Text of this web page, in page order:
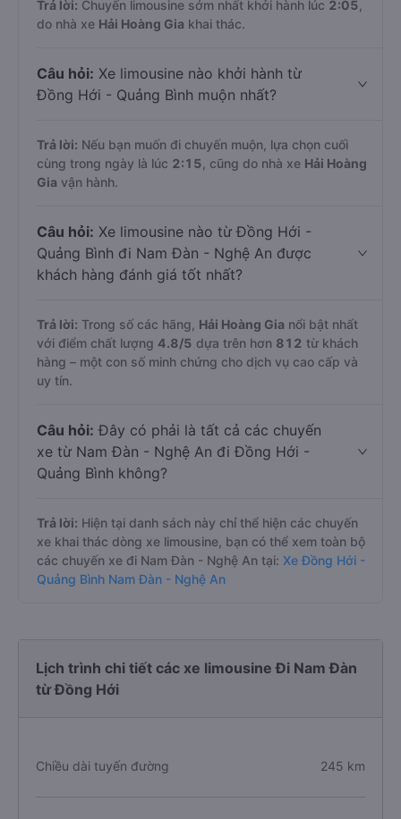
Trả lời: Chuyến limousine sớm nhất khởi hành lúc 2:05
do nhà xe Hải Hoàng Gia khai thác.
Câu hỏi: Xe limousine nào khởi hành từ
Đồng Hới - Quảng Bình muộn nhất?
Trả lời: Nếu bạn muốn đi chuyến muộn, lựa chọn cuối
cùng trong ngày là lúc 2:15 , cũng do nhà xe Hải Hoàng
Gia vận hành.
Câu hỏi: Xe limousine nào từ Đồng Hới -
Quảng Bình đi Nam Đàn - Nghệ An được
khách hàng đánh giá tốt nhất?
Trả lời: Trong số các hãng, Hải Hoàng Gia nổi bật nhất
với điểm chất lượng 4.8/5 dựa trên hơn 812 từ khách
hàng – một con số minh chứng cho dịch vụ cao cấp và
uy tín.
Câu hỏi: Đây có phải là tất cả các chuyến
xe từ Nam Đàn - Nghệ An đi Đồng Hới -
Quảng Bình không?
Trả lời: Hiện tại danh sách này chỉ thể hiện các chuyến
xe khai thác dòng xe limousine, bạn có thể xem toàn bộ
các chuyến xe đi Nam Đàn - Nghệ An tại: Xe Đồng Hới -
Quảng Bình Nam Đàn - Nghệ An
Lịch trình chi tiết các xe limousine Đi Nam Đàn
từ Đồng Hới
Chiều dài tuyến đường 245 km